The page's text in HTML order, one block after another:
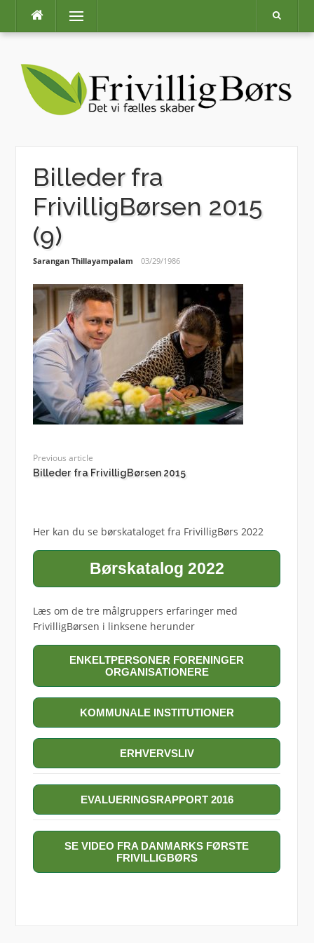
content
Menu
Billeder fra
FrivilligBørsen 2015
(9)
Sarangan Thillayampalam 03/29/1986
Previous article
Billeder fra FrivilligBørsen 2015
Her kan du se børskataloget fra FrivilligBørs 2022
Børskatalog 2022
Læs om de tre målgruppers erfaringer med
FrivilligBørsen i linksene herunder
ENKELTPERSONER FORENINGER
ORGANISATIONERE
KOMMUNALE INSTITUTIONER
ERHVERVSLIV
EVALUERINGSRAPPORT 2016
SE VIDEO FRA DANMARKS FØRSTE
FRIVILLIGBØRS